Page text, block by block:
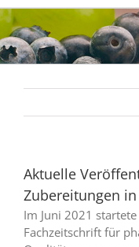
Aktuelle
Zubereitungen
Im Juni 2021
Fachzeitschrift für